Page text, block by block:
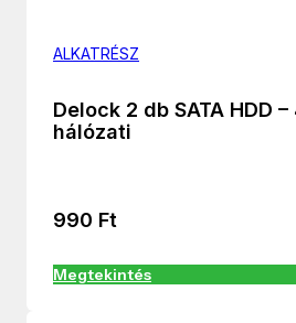
ALKATRÉSZ
Delock 2 db SATA HDD
hálózati
990 Ft
Megtekintés